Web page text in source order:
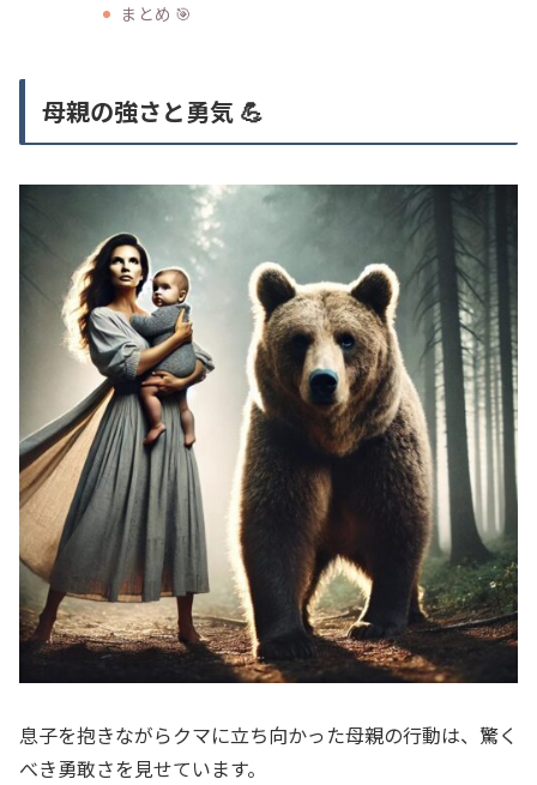
まとめ 🎯
母親の強さと勇気 💪
息子を抱きながらクマに立ち向かった母親の行動は、驚く
べき勇敢さを見せています。